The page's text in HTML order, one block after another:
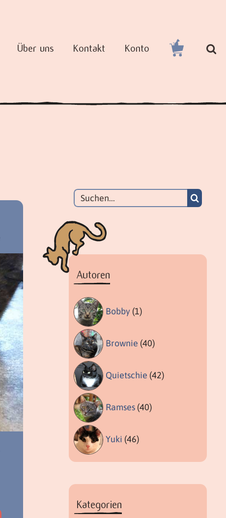
Über uns Kontakt Konto
Suche
nach:
Autoren
Bobby(1)
Brownie (40)
Quietschie (42)
Ramses(40)
Yuki (46)
Kategorien